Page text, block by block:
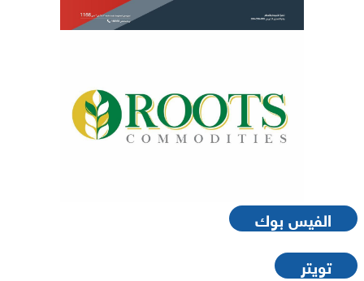
الفيس بوك
تويتر